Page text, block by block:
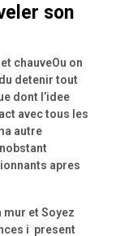
son
chauveOu on
detenir tout
dont l’idee
avec tous les
autre
apres
mur et Soyez
i present